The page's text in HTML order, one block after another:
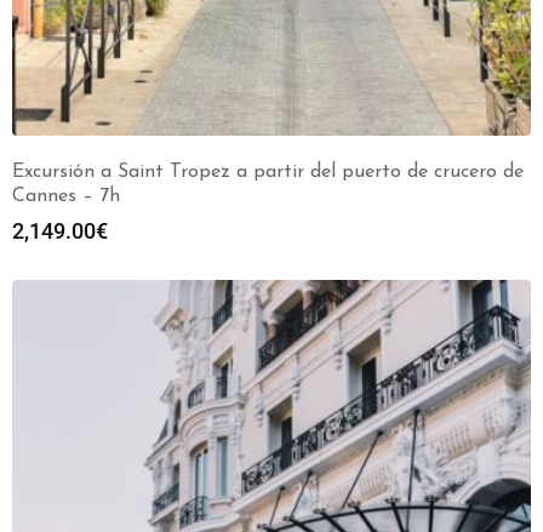
Excursión a Saint Tropez a partir del puerto de crucero de
Cannes – 7h
2,149.00€